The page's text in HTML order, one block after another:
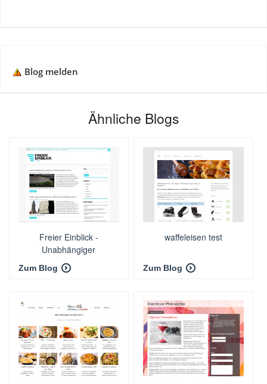
Blog melden
Ähnliche Blogs
Freier Einblick -
Unabhängiger
Journalismus
Zum Blog
waffeleisen test
Zum Blog